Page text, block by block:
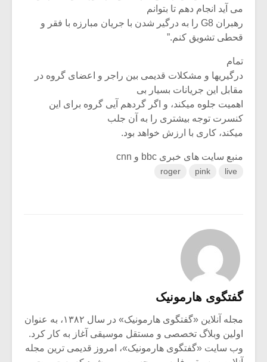
می آید انجام دهم تا بتوانم
رهبران G8 را به درگیر شدن با جریان مبارزه با فقر و
قحطی تشویق کنم.”
تمام
درگیریها و مشکلات قدیمی بین راجر و اعضای گروه در
مقابل این جریانات بسیار بی
اهمیت جلوه میکند، و اگر گردهم آیی گروه برای این
کنسرت توجه بیشتری را به آن جلب
میکند، کاری با ارزش خواهد بود.
منبع سایت های خبری bbc و cnn
live
pink
roger
گفتگوی هارمونیک
مجله آنلاین «گفتگوی هارمونیک» در سال ۱۳۸۲، به عنوان
اولین وبلاگ تخصصی و مستقل موسیقی آغاز به کار کرد.
وب سایت «گفتگوی هارمونیک»، امروز قدیمی ترین مجله